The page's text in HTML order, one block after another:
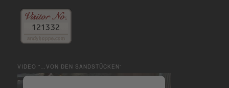
VIDEO “…VON DEN SANDSTÜCKEN”